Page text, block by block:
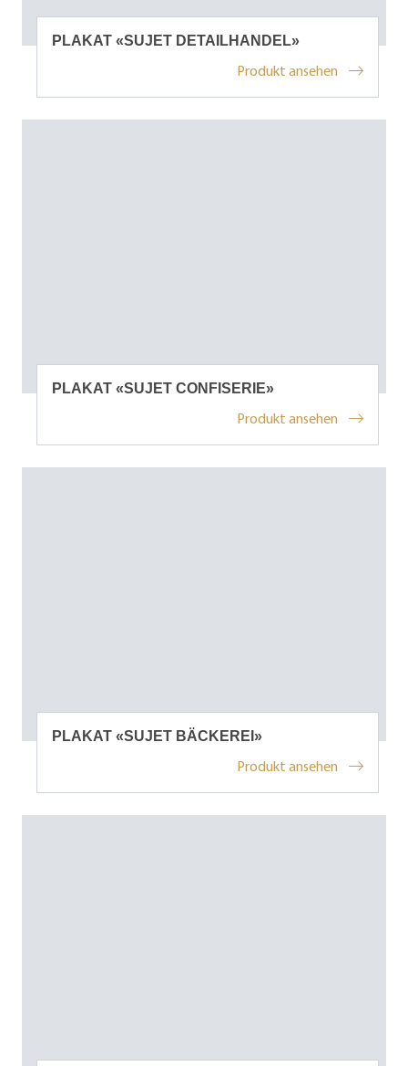
PLAKAT «SUJET DETAILHANDEL»
Produkt ansehen
PLAKAT «SUJET CONFISERIE»
Produkt ansehen
PLAKAT «SUJET BÄCKEREI»
Produkt ansehen